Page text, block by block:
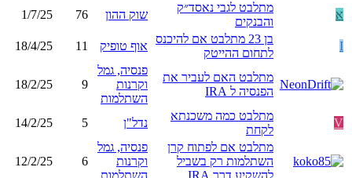
א
מתלבט לגבי נאסד״ק
והבנקים
שוק ההון 76
1/7/25
I
בן 23 מתלבט אם להיכנס
לתחום ההייטק
אוף טופיק 11
18/4/25
מתלבט האם לעביר את
הפנסיה ל IRA
פנסיה, גמל
וקרנות
השתלמות
9
18/2/25
V
מתלבט כמה משכנתא
לקחת
נדל"ן 5
14/2/25
מתלבט אם לפתוח קרן
השתלמות רק בשביל
פנסיה, גמל
וקרנות
6
12/2/25